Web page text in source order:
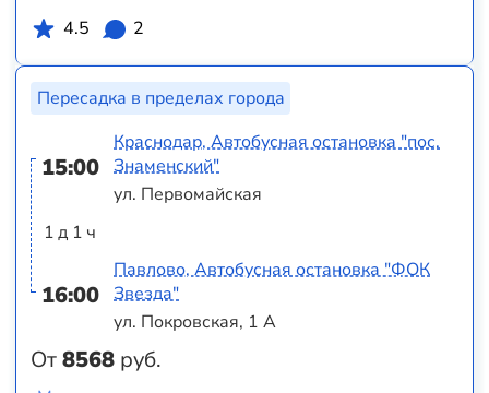
4.5
2
Пересадка в пределах города
15:00
1 д 1 ч
16:00
От8568 руб.
Краснодар, Автобусная остановка "пос.
Знаменский"
ул. Первомайская
Павлово, Автобусная остановка "ФОК
Звезда"
ул. Покровская, 1 А